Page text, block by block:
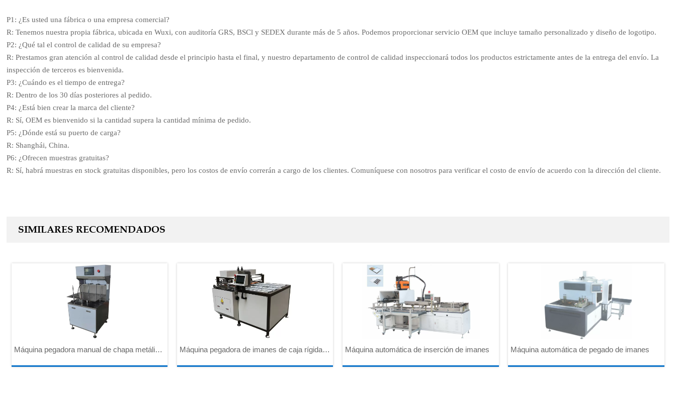
P1: ¿Es usted una fábrica o una empresa comercial?
R: Tenemos nuestra propia fábrica, ubicada en Wuxi, con auditoría GRS, BSCl y SEDEX durante más de 5 años. Podemos proporcionar servicio OEM que incluye tamaño personalizado y diseño de logotipo.
P2: ¿Qué tal el control de calidad de su empresa?
R: Prestamos gran atención al control de calidad desde el principio hasta el final, y nuestro departamento de control de calidad inspeccionará todos los productos estrictamente antes de la entrega del envío. La
inspección de terceros es bienvenida.
P3: ¿Cuándo es el tiempo de entrega?
R: Dentro de los 30 días posteriores al pedido.
P4: ¿Está bien crear la marca del cliente?
R: Sí, OEM es bienvenido si la cantidad supera la cantidad mínima de pedido.
P5: ¿Dónde está su puerto de carga?
R: Shanghái, China.
P6: ¿Ofrecen muestras gratuitas?
R: Sí, habrá muestras en stock gratuitas disponibles, pero los costos de envío correrán a cargo de los clientes. Comuníquese con nosotros para verificar el costo de envío de acuerdo con la dirección del cliente.
SIMILARES RECOMENDADOS
Máquina pegadora manual de chapa metálica
Máquina pegadora de imanes de caja rígida
Máquina automática de inserción de imanes Máquina automática de pegado de imanes